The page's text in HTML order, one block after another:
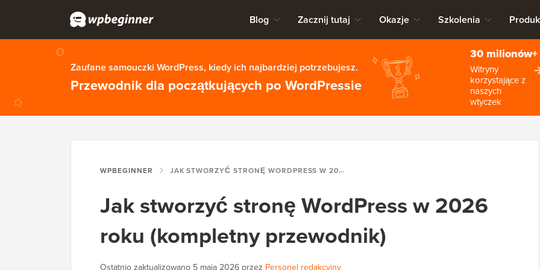
Blog Zacznij tutaj Okazje Szkolenia
Zaufane samouczki WordPress, kiedy ich najbardziej potrzebujesz.
Przewodnik dla początkujących po WordPressie
30 milionów+
Witryny
korzystające z
naszych
wtyczek
WPBEGINNER JAK STWORZYĆ STRONĘ WORDPRESS W 2026 ROKU (KOMPLETNY PRZEWODNIK)
Jak stworzyć stronę WordPress w 2026
roku (kompletny przewodnik)
Ostatnio zaktualizowano 5 maja 2026 przez Personel redakcyjny